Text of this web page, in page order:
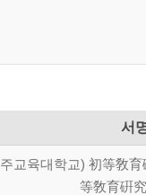
서
교육대학교) 初等敎
等敎育硏